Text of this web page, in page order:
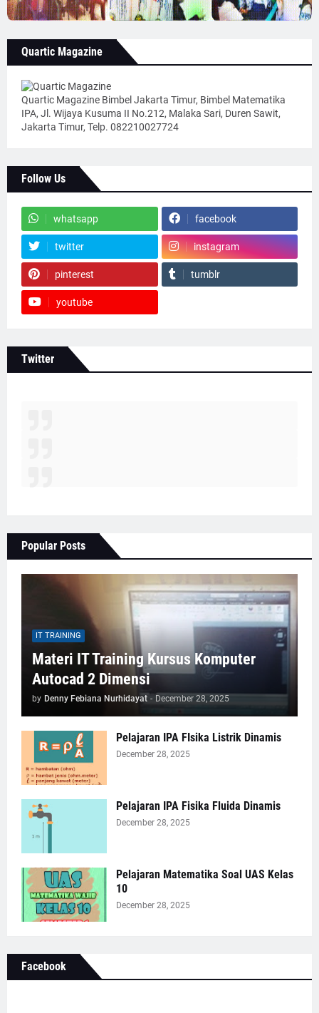
Quartic Magazine
Quartic Magazine Bimbel Jakarta Timur, Bimbel Matematika
IPA, Jl. Wijaya Kusuma II No.212, Malaka Sari, Duren Sawit,
Jakarta Timur, Telp. 082210027724
Follow Us
whatsapp facebook
twitter instagram
pinterest tumblr
youtube
Twitter
Popular Posts
IT TRAINING
Materi IT Training Kursus Komputer
Autocad 2 Dimensi
by Denny Febiana Nurhidayat - December 28, 2025
Pelajaran IPA FIsika Listrik Dinamis
December 28, 2025
Pelajaran IPA Fisika Fluida Dinamis
December 28, 2025
Pelajaran Matematika Soal UAS Kelas
10
December 28, 2025
Facebook